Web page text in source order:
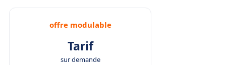
offre modulable
Tarif
sur demande